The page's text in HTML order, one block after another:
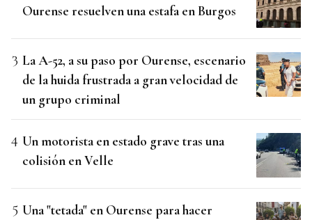
Ourense resuelven una estafa en Burgos
La A-52, a su paso por Ourense, escenario
de la huida frustrada a gran velocidad de
un grupo criminal
Un motorista en estado grave tras una
colisión en Velle
Una "tetada" en Ourense para hacer